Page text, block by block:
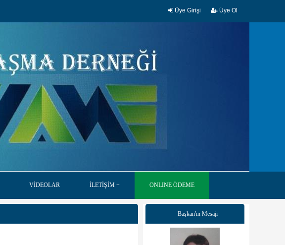
Üye Girişi Üye Ol
VİDEOLAR İLETİŞİM ONLINE ÖDEME
Başkan'ın Mesajı